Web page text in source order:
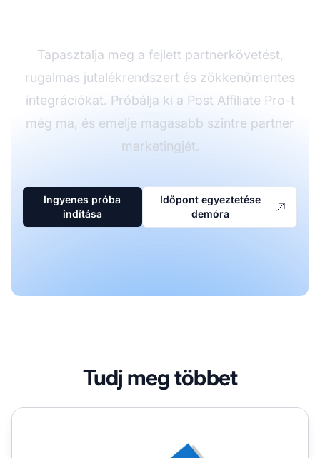
Tapasztalja meg a fejlett partnerkövetést,
rugalmas jutalékrendszert és zökkenőmentes
integrációkat. Próbálja ki a Post Affiliate Pro-t
még ma, és emelje magasabb szintre partner
marketingjét.
Ingyenes próba
indítása
Időpont egyeztetése
demóra
Tudj meg többet
PS Deals Partnerprogram